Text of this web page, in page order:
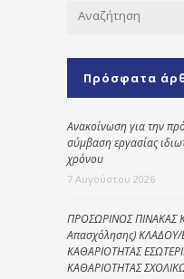
Πρόσφατα
Ανακοίνωση για την
σύμβαση εργασίας
χρόνου
7 Αυγούστου 2026
ΠΡΟΣΩΡΙΝΟΣ ΠΙΝΑΚΑΣ
Απασχόλησης)
ΚΑΘΑΡΙΟΤΗΤΑΣ
ΚΑΘΑΡΙΟΤΗΤΑΣ